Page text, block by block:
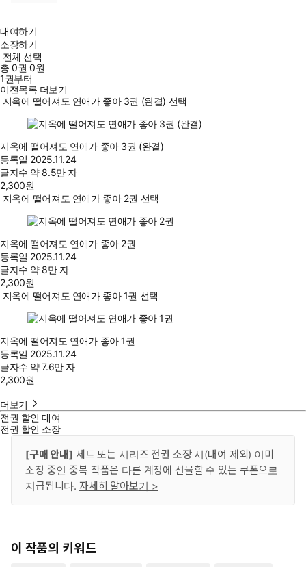
대여하기
소장하기
전체 선택
총0권 0원
1권부터
이전목록 더보기
지옥에 떨어져도 연애가 좋아 3권 (완결) 선택
지옥에 떨어져도 연애가 좋아 3권 (완결)
등록일 2025.11.24
글자수 약 8.5만 자
2,300원
지옥에 떨어져도 연애가 좋아 2권 선택
지옥에 떨어져도 연애가 좋아 2권
등록일 2025.11.24
글자수 약 8만 자
2,300원
지옥에 떨어져도 연애가 좋아 1권 선택
지옥에 떨어져도 연애가 좋아 1권
등록일 2025.11.24
글자수 약 7.6만 자
2,300원
더보기
전권 할인 대여
전권 할인 소장
[구매 안내] 세트 또는 시리즈 전권 소장 시(대여 제외) 이미
소장 중인 중복 작품은 다른 계정에 선물할 수 있는 쿠폰으로
지급됩니다. 자세히 알아보기 >
이 작품의 키워드